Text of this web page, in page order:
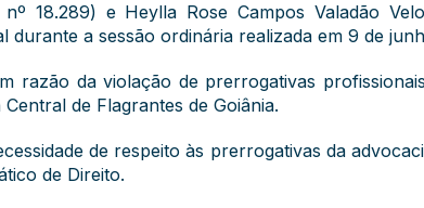
18.289) e Heylla Rose Campos Valadão
durante a sessão ordinária realizada em 9 de
razão da violação de prerrogativas
de Flagrantes de Goiânia.
de respeito às prerrogativas da
de Direito.